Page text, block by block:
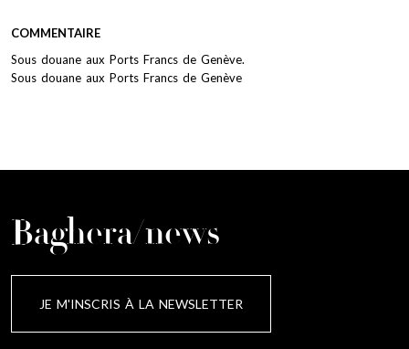
COMMENTAIRE
Sous douane aux Ports Francs de Genève.
Sous douane aux Ports Francs de Genève
Baghera/news
JE M'INSCRIS À LA NEWSLETTER